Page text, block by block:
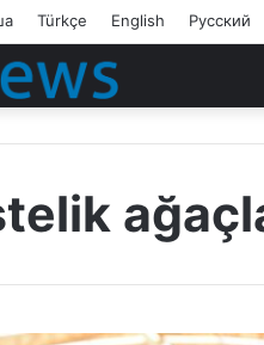
Türkçe English Русский